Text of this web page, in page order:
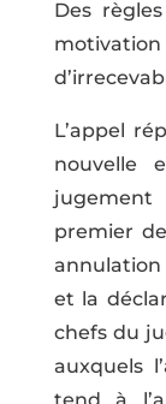
Des
L’appel
nouvelle
premier
annulation
et la
chefs du
auxquels